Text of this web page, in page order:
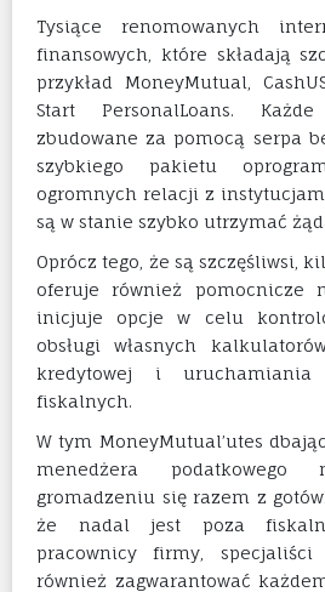
Tysiące renomowanych
finansowych, które składają
przykład MoneyMutual,
Start PersonalLoans.
zbudowane za pomocą serpa
szybkiego pakietu
ogromnych relacji z
są w stanie szybko utrzymać
Oprócz tego, że są szczęśliwsi,
oferuje również pomocnicze
inicjuje opcje w celu
obsługi własnych
kredytowej i
fiskalnych.
W tym MoneyMutual’utes
menedżera
gromadzeniu się razem z
że nadal jest poza
pracownicy firmy, specjaliści
również zagwarantować